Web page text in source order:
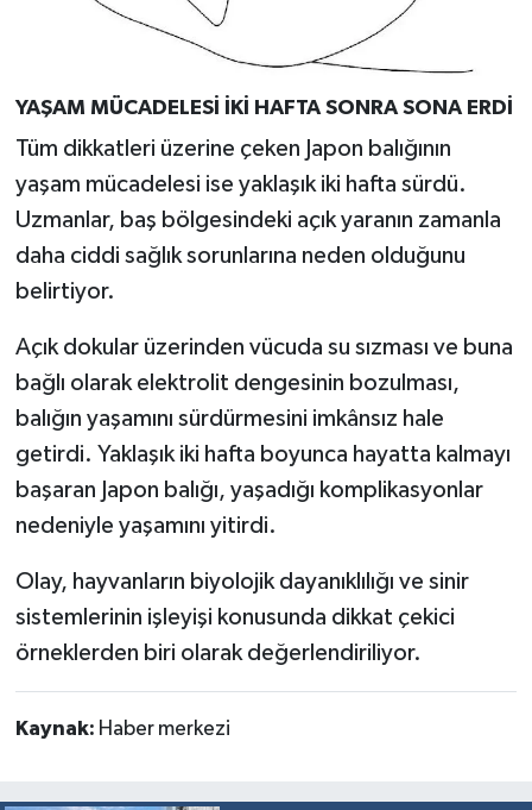
YAŞAM MÜCADELESİ İKİ HAFTA SONRA SONA ERDİ
Tüm dikkatleri üzerine çeken Japon balığının
yaşam mücadelesi ise yaklaşık iki hafta sürdü.
Uzmanlar, baş bölgesindeki açık yaranın zamanla
daha ciddi sağlık sorunlarına neden olduğunu
belirtiyor.
Açık dokular üzerinden vücuda su sızması ve buna
bağlı olarak elektrolit dengesinin bozulması,
balığın yaşamını sürdürmesini imkânsız hale
getirdi. Yaklaşık iki hafta boyunca hayatta kalmayı
başaran Japon balığı, yaşadığı komplikasyonlar
nedeniyle yaşamını yitirdi.
Olay, hayvanların biyolojik dayanıklılığı ve sinir
sistemlerinin işleyişi konusunda dikkat çekici
örneklerden biri olarak değerlendiriliyor.
Kaynak: Haber merkezi